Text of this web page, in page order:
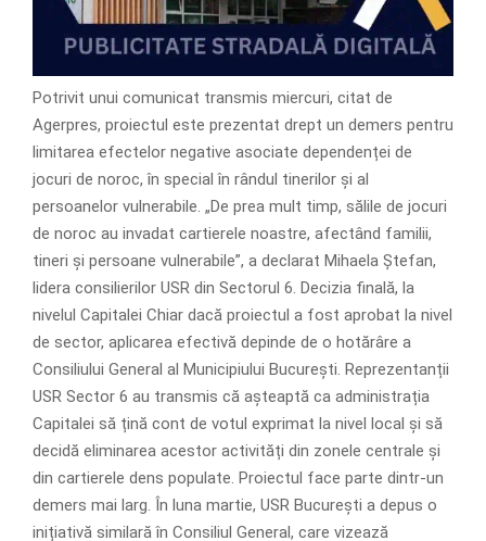
Potrivit unui comunicat transmis miercuri, citat de
Agerpres, proiectul este prezentat drept un demers pentru
limitarea efectelor negative asociate dependenței de
jocuri de noroc, în special în rândul tinerilor și al
persoanelor vulnerabile. „De prea mult timp, sălile de jocuri
de noroc au invadat cartierele noastre, afectând familii,
tineri și persoane vulnerabile”, a declarat Mihaela Ștefan,
lidera consilierilor USR din Sectorul 6. Decizia finală, la
nivelul Capitalei Chiar dacă proiectul a fost aprobat la nivel
de sector, aplicarea efectivă depinde de o hotărâre a
Consiliului General al Municipiului București. Reprezentanții
USR Sector 6 au transmis că așteaptă ca administrația
Capitalei să țină cont de votul exprimat la nivel local și să
decidă eliminarea acestor activități din zonele centrale și
din cartierele dens populate. Proiectul face parte dintr-un
demers mai larg. În luna martie, USR București a depus o
inițiativă similară în Consiliul General, care vizează